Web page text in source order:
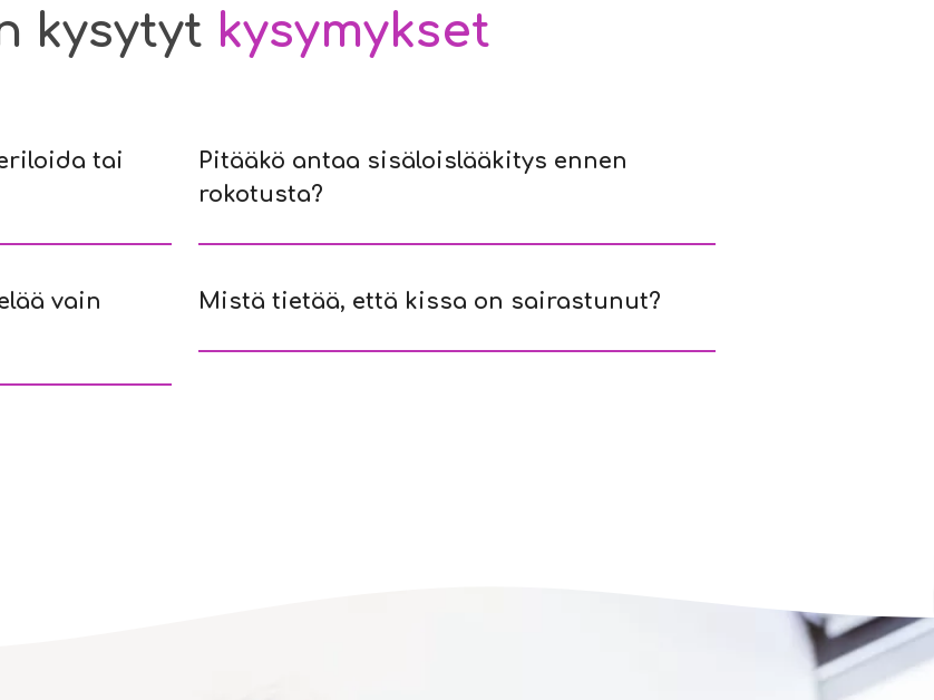
kysytyt kysymykset
tai
Pitääkö antaa sisäloislääkitys ennen
rokotusta?
vain
Mistä tietää, että kissa on sairastunut?